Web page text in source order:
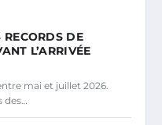
RECORDS DE
L’ARRIVÉE
mai et juillet 2026.
des…